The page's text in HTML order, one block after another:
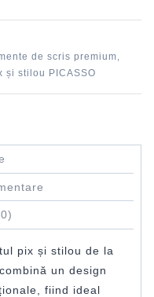
de scris premium,
și stilou PICASSO
pix și stilou de la
un design
fiind ideal